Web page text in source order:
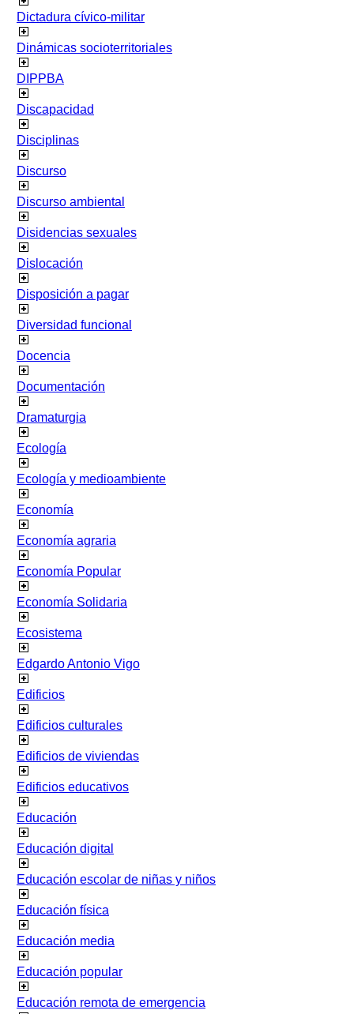
Dictadura cívico-militar
Dinámicas socioterritoriales
DIPPBA
Discapacidad
Disciplinas
Discurso
Discurso ambiental
Disidencias sexuales
Dislocación
Disposición a pagar
Diversidad funcional
Docencia
Documentación
Dramaturgia
Ecología
Ecología y medioambiente
Economía
Economía agraria
Economía Popular
Economía Solidaria
Ecosistema
Edgardo Antonio Vigo
Edificios
Edificios culturales
Edificios de viviendas
Edificios educativos
Educación
Educación digital
Educación escolar de niñas y niños
Educación física
Educación media
Educación popular
Educación remota de emergencia